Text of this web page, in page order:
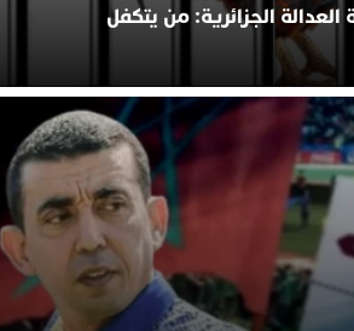
الجزائرية: من يتكفل